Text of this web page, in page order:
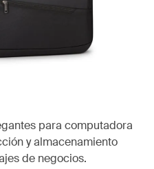
para computadora
y almacenamiento
de negocios.